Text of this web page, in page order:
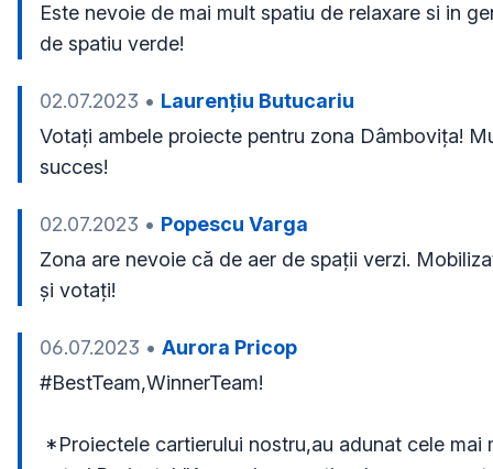
Este nevoie de mai mult spatiu de relaxare si in
de spatiu verde!
02.07.2023 • Laurențiu Butucariu
Votați ambele proiecte pentru zona Dâmbovița!
succes!
02.07.2023 • Popescu Varga
Zona are nevoie că de aer de spații verzi.
și votați!
06.07.2023 • Aurora Pricop
#BestTeam,WinnerTeam!